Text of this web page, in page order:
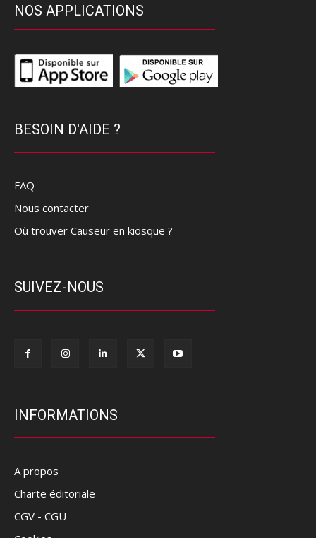
NOS APPLICATIONS
BESOIN D'AIDE ?
FAQ
Nous contacter
Où trouver Causeur en kiosque ?
SUIVEZ-NOUS
INFORMATIONS
A propos
Charte éditoriale
CGV - CGU